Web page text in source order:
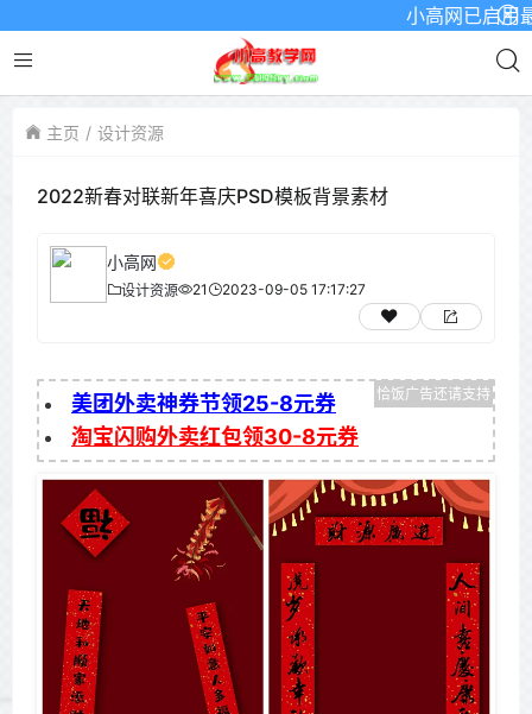
小高网已启用最
主页 设计资源
2022新春对联新年喜庆PSD模板背景素材
小高网
设计资源 21 2023-09-05 17:17:27
美团外卖神券节领25-8元券
淘宝闪购外卖红包领30-8元券